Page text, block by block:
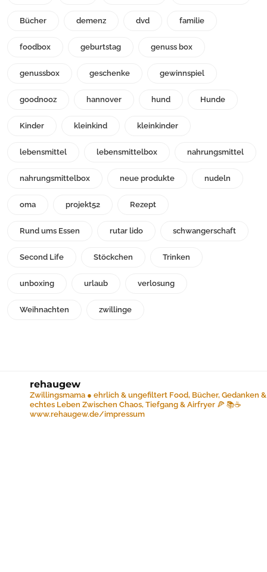
Bücher demenz dvd familie
foodbox geburtstag genuss box
genussbox geschenke gewinnspiel
goodnooz hannover hund Hunde
Kinder kleinkind kleinkinder
lebensmittel lebensmittelbox nahrungsmittel
nahrungsmittelbox neue produkte nudeln
oma projekt52 Rezept
Rund ums Essen rutar lido schwangerschaft
Second Life Stöckchen Trinken
unboxing urlaub verlosung
Weihnachten zwillinge
rehaugew
Zwillingsmama ● ehrlich & ungefiltert Food, Bücher, Gedanken &
echtes Leben Zwischen Chaos, Tiefgang & Airfryer 🍕 📚☕️
www.rehaugew.de/impressum